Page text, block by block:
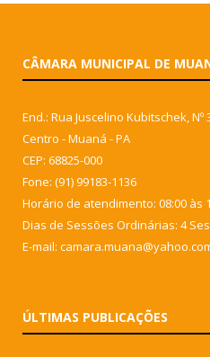
CÂMARA MUNICIPAL DE
End.: Rua Juscelino Kubitschek, Nº
Centro - Muaná - PA
CEP: 68825-000
Fone: (91) 99183-1136
Horário de atendimento: 08:00 às
Dias de Sessões Ordinárias: 4
E-mail:
ÚLTIMAS PUBLICAÇÕES